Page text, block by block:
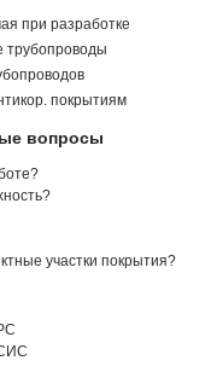
при разработке
трубопроводы
покрытиям
вопросы
участки покрытия?